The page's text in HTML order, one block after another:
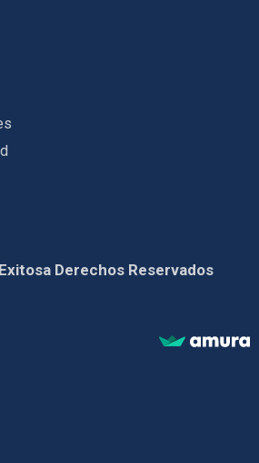
Derechos Reservados